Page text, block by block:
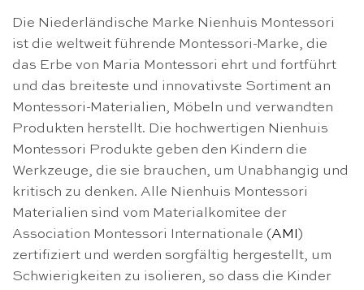
Die Niederländische Marke Nienhuis Montessori
ist die weltweit führende Montessori-Marke, die
das Erbe von Maria Montessori ehrt und fortführt
und das breiteste und innovativste Sortiment an
Montessori-Materialien, Möbeln und verwandten
Produkten herstellt. Die hochwertigen Nienhuis
Montessori Produkte geben den Kindern die
Werkzeuge, die sie brauchen, um Unabhangig und
kritisch zu denken. Alle Nienhuis Montessori
Materialien sind vom Materialkomitee der
Association Montessori Internationale (AMI )
zertifiziert und werden sorgfältig hergestellt, um
Schwierigkeiten zu isolieren, so dass die Kinder